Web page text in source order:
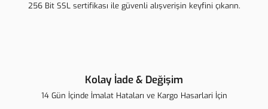
256 Bit SSL sertifikası ile güvenli alışverişin keyfini çıkarın.
Kolay İade & Değişim
14 Gün İçinde İmalat Hataları ve Kargo Hasarlari İçin